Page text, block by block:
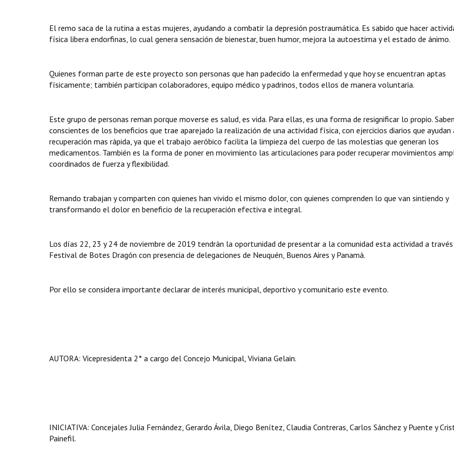
El remo saca de la rutina a estas mujeres, ayudando a combatir la depresión postraumática. Es sabido que hacer
física libera endorfinas, lo cual genera sensación de bienestar, buen humor, mejora la autoestima y el estado de ánimo.
Quienes forman parte de este proyecto son personas que han padecido la enfermedad y que hoy se encuentran aptas
físicamente; también participan colaboradores, equipo médico y padrinos, todos ellos de manera voluntaria.
Este grupo de personas reman porque moverse es salud, es vida. Para ellas, es una forma de resignificar lo propio.
conscientes de los beneficios que trae aparejado la realización de una actividad física, con ejercicios diarios que ayudan
recuperación mas rápida, ya que el trabajo aeróbico facilita la limpieza del cuerpo de las molestias que generan los
medicamentos. También es la forma de poner en movimiento las articulaciones para poder recuperar movimientos
coordinados de fuerza y flexibilidad.
Remando trabajan y comparten con quienes han vivido el mismo dolor, con quienes comprenden lo que van sintiendo y
transformando el dolor en beneficio de la recuperación efectiva e integral.
Los días 22, 23 y 24 de noviembre de 2019 tendrán la oportunidad de presentar a la comunidad esta actividad a través
Festival de Botes Dragón con presencia de delegaciones de Neuquén, Buenos Aires y Panamá.
Por ello se considera importante declarar de interés municipal, deportivo y comunitario este evento.
AUTORA: Vicepresidenta 2° a cargo del Concejo Municipal, Viviana Gelain.
INICIATIVA: Concejales Julia Fernández, Gerardo Ávila, Diego Benítez, Claudia Contreras, Carlos Sánchez y Puente y
Painefil.